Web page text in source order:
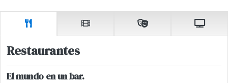
Restaurantes
El mundo en un bar.